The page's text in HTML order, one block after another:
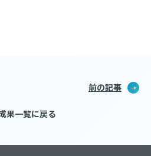
前の記事
果一覧に戻る